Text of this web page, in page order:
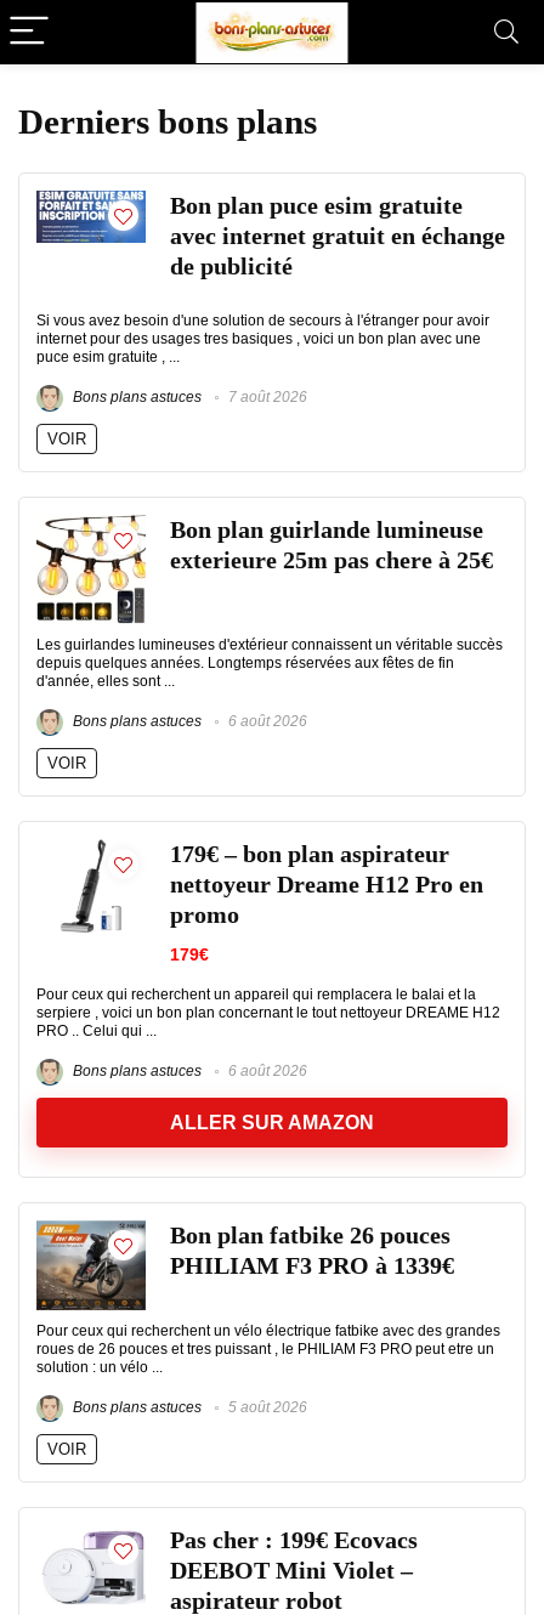
Derniers bons plans
Bon plan puce esim gratuite
avec internet gratuit en échange
de publicité
Si vous avez besoin d'une solution de secours à l'étranger pour avoir
internet pour des usages tres basiques , voici un bon plan avec une
puce esim gratuite , ...
Bons plans astuces 7 août 2026
VOIR
Bon plan guirlande lumineuse
exterieure 25m pas chere à 25€
Les guirlandes lumineuses d'extérieur connaissent un véritable succès
depuis quelques années. Longtemps réservées aux fêtes de fin
d'année, elles sont ...
Bons plans astuces 6 août 2026
VOIR
179€ – bon plan aspirateur
nettoyeur Dreame H12 Pro en
promo
179€
Pour ceux qui recherchent un appareil qui remplacera le balai et la
serpiere , voici un bon plan concernant le tout nettoyeur DREAME H12
PRO .. Celui qui ...
Bons plans astuces 6 août 2026
ALLER SUR AMAZON
Bon plan fatbike 26 pouces
PHILIAM F3 PRO à 1339€
Pour ceux qui recherchent un vélo électrique fatbike avec des grandes
roues de 26 pouces et tres puissant , le PHILIAM F3 PRO peut etre un
solution : un vélo ...
Bons plans astuces 5 août 2026
VOIR
Pas cher : 199€ Ecovacs
DEEBOT Mini Violet –
aspirateur robot